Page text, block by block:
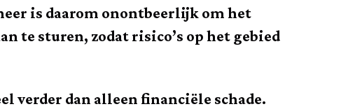
is daarom onontbeerlijk om het
te sturen, zodat risico’s op het gebied
verder dan alleen financiële schade.